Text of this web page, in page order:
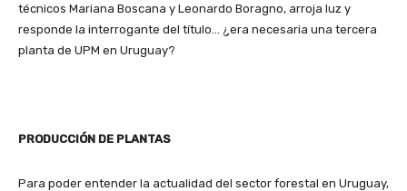
técnicos Mariana Boscana y Leonardo Boragno, arroja luz y
responde la interrogante del título… ¿era necesaria una tercera
planta de UPM en Uruguay?
PRODUCCIÓN DE PLANTAS
Para poder entender la actualidad del sector forestal en Uruguay,